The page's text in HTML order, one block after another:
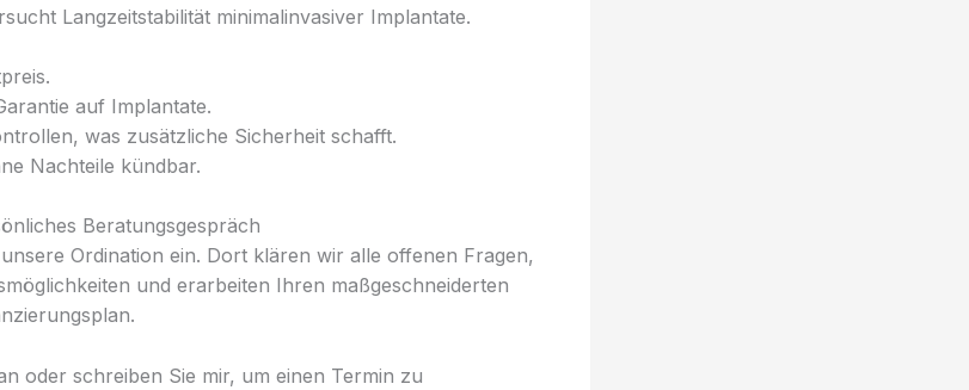
Langzeitstabilität minimalinvasiver Implantate.
auf Implantate.
was zusätzliche Sicherheit schafft.
Nachteile kündbar.
Beratungsgespräch
Ordination ein. Dort klären wir alle offenen Fragen,
und erarbeiten Ihren maßgeschneiderten
oder schreiben Sie mir, um einen Termin zu